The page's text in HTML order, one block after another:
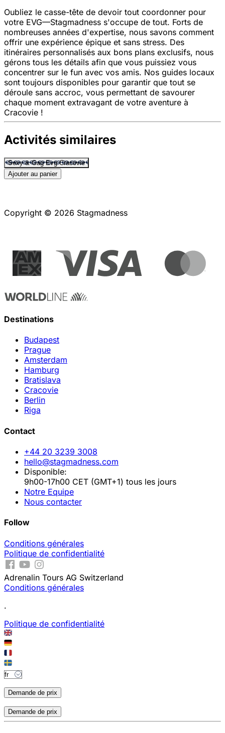
Oubliez le casse-tête de devoir tout coordonner pour
votre EVG—Stagmadness s'occupe de tout. Forts de
nombreuses années d'expertise, nous savons comment
offrir une expérience épique et sans stress. Des
itinéraires personnalisés aux bons plans exclusifs, nous
gérons tous les détails afin que vous puissiez vous
concentrer sur le fun avec vos amis. Nos guides locaux
sont toujours disponibles pour garantir que tout se
déroule sans accroc, vous permettant de savourer
chaque moment extravagant de votre aventure à
Cracovie !
Activités similaires
Sexy & Gag Evg Cracovie
Ajouter au panier
Copyright © 2026 Stagmadness
Destinations
Budapest
Prague
Amsterdam
Hamburg
Bratislava
Cracovie
Berlin
Riga
Contact
+44 20 3239 3008
hello@stagmadness.com
Disponible:
9h00-17h00 CET (GMT+1) tous les jours
Notre Equipe
Nous contacter
Follow
Conditions générales
Politique de confidentialité
Adrenalin Tours AG Switzerland
Conditions générales
.
Politique de confidentialité
Demande de prix
Demande de prix